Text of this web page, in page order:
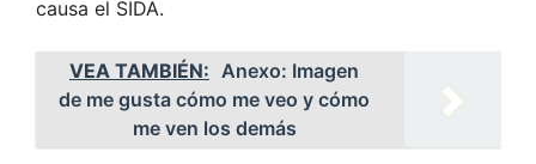
causa el SIDA.
VEA TAMBIÉN: Anexo: Imagen
de me gusta cómo me veo y cómo
me ven los demás